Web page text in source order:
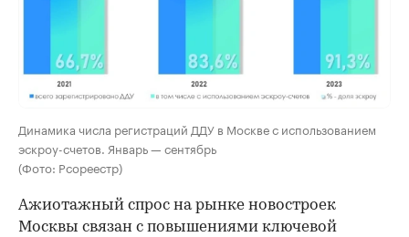
Динамика числа регистраций ДДУ в Москве с использованием
эскроу-счетов. Январь — сентябрь
(Фото: Рсореестр)
Ажиотажный спрос на рынке новостроек
Москвы связан с повышениями ключевой